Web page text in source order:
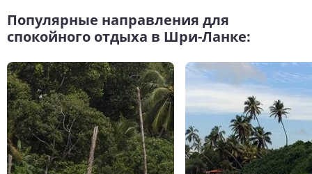
Популярные направления для
спокойного отдыха в Шри-Ланке: